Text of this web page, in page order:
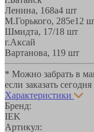
Ленина, 168а4 шт
М.Горького, 285е12
Шмидта, 17/18 шт
г.Аксай
Вартанова, 119 шт
* Можно забрать в
если заказать сегодня
Характеристики
Бренд:
IEK
Артикул: